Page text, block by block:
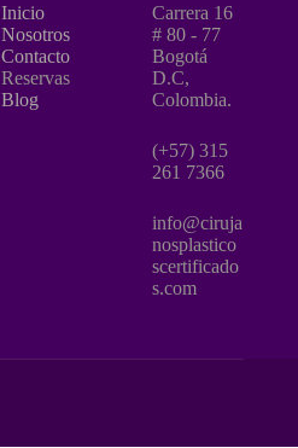
Inicio
Nosotros
Contacto
Reservas
Blog
Carrera 16
# 80 - 77
Bogotá
D.C,
Colombia.
(+57) 315
261 7366
info@ciruja
nosplastico
scertificado
s.com